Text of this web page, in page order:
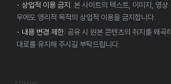
• 상업적 이용 금지 : 본 사이트의 텍스트, 이미지, 영
우에도 영리적 목적의 상업적 이용을 금지합니다.
• 내용 변경 제한: 공유 시 원본 콘텐츠의 취지를 왜곡
대로를 유지해 주시길 부탁드립니다.